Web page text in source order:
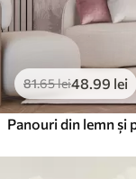
81.65lei48 .99 lei